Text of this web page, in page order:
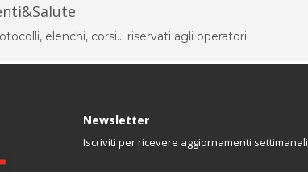
elenchi, corsi... riservati agli operatori
Newsletter
Iscriviti per ricevere aggiornamenti settimanali